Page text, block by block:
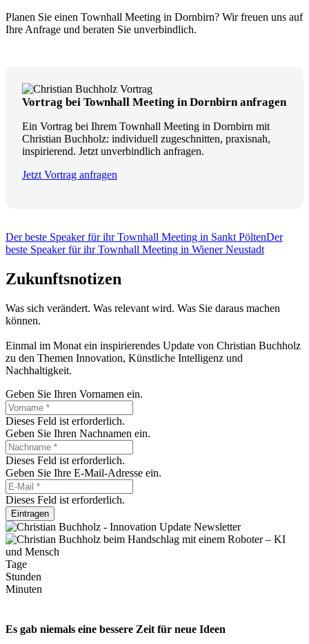
Planen Sie einen Townhall Meeting in Dornbirn? Wir freuen uns auf
Ihre Anfrage und beraten Sie unverbindlich.
Vortrag bei Townhall Meeting in Dornbirn anfragen
Ein Vortrag bei Ihrem Townhall Meeting in Dornbirn mit
Christian Buchholz: individuell zugeschnitten, praxisnah,
inspirierend. Jetzt unverbindlich anfragen.
Jetzt Vortrag anfragen
Der beste Speaker für ihr Townhall Meeting in Sankt PöltenDer
beste Speaker für ihr Townhall Meeting in Wiener Neustadt
Zukunftsnotizen
Was sich verändert. Was relevant wird. Was Sie daraus machen
können.
Einmal im Monat ein inspirierendes Update von Christian Buchholz
zu den Themen Innovation, Künstliche Intelligenz und
Nachhaltigkeit.
Geben Sie Ihren Vornamen ein.
Dieses Feld ist erforderlich.
Geben Sie Ihren Nachnamen ein.
Dieses Feld ist erforderlich.
Geben Sie Ihre E-Mail-Adresse ein.
Dieses Feld ist erforderlich.
Eintragen
Tage
Stunden
Minuten
Es gab niemals eine bessere Zeit für neue Ideen